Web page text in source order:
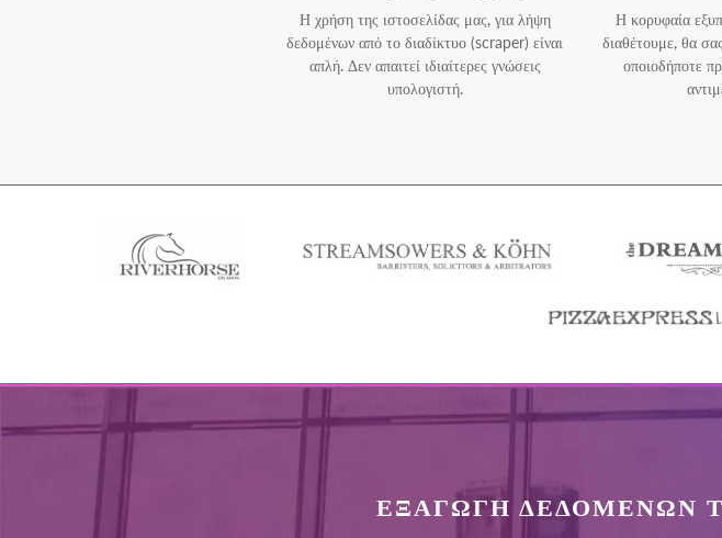
Η χρήση της ιστοσελίδας μας, για λήψη
δεδομένων από το διαδίκτυο (scraper) είναι
απλή. Δεν απαιτεί ιδιαίτερες γνώσεις
υπολογιστή.
Η κορυφαία
διαθέτουμε, θα
οποιοδήποτε
ΕΞΑΓΩΓΗ ΔΕΔΟΜΕΝΩΝ